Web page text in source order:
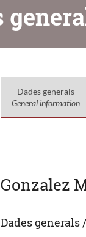
Dades generals
General information
Gonzalez
Dades generals /